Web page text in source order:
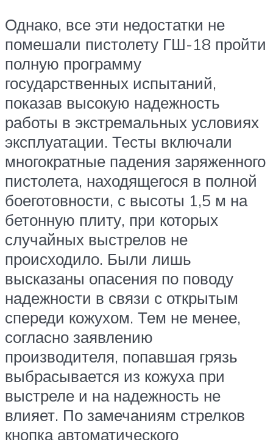
Однако, все эти недостатки не
помешали пистолету ГШ-18 пройти
полную программу
государственных испытаний,
показав высокую надежность
работы в экстремальных условиях
эксплуатации. Тесты включали
многократные падения заряженного
пистолета, находящегося в полной
боеготовности, с высоты 1,5 м на
бетонную плиту, при которых
случайных выстрелов не
происходило. Были лишь
высказаны опасения по поводу
надежности в связи с открытым
спереди кожухом. Тем не менее,
согласно заявлению
производителя, попавшая грязь
выбрасывается из кожуха при
выстреле и на надежность не
влияет. По замечаниям стрелков
кнопка автоматического